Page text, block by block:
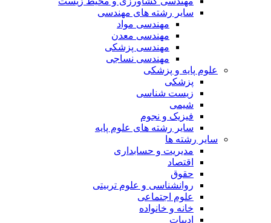
سایر رشته های مهندسی
مهندسی مواد
مهندسی معدن
مهندسی پزشکی
مهندسی نساجی
علوم پایه و پزشکی
پزشکی
زیست شناسی
شیمی
فیزیک و نجوم
سایر رشته های علوم پایه
سایر رشته ها
مدیریت و حسابداری
اقتصاد
حقوق
روانشناسی و علوم تربیتی
علوم اجتماعی
خانه و خانواده
ادبیات